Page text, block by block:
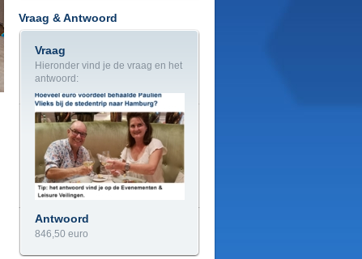
Vraag & Antwoord
Vraag
Hieronder vind je de vraag en het
antwoord:
Antwoord
846,50 euro